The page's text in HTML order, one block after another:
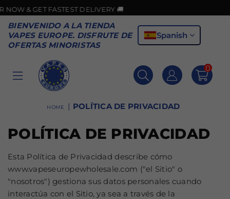
& GET FASTEST DELIVERY 🚚
BIENVENIDO A LA TIENDA
VAPES EUROPE. DISFRUTE DE
OFERTAS MINORISTAS
Spanish
VAPES
EUROPE
0
HOME | POLÍTICA DE PRIVACIDAD
POLÍTICA DE PRIVACIDAD
Esta Política de Privacidad describe cómo
www.vapeseuropewholesale.com ("el Sitio" o
"nosotros") gestiona sus datos personales cuando
interactúa con el Sitio, ya sea a través de la